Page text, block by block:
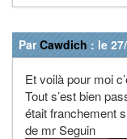
ParCawdich : le
Et voilà pour moi
Tout s’est bien
était franchement
de mr Seguin